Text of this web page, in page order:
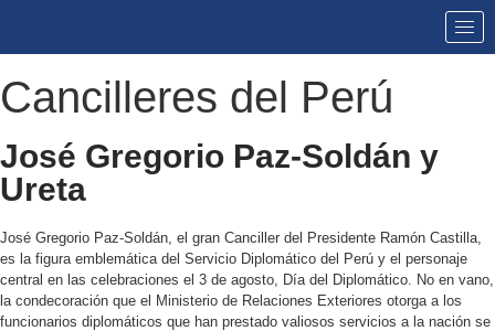
Cancilleres del Perú
José Gregorio Paz-Soldán y
Ureta
José Gregorio Paz-Soldán, el gran Canciller del Presidente Ramón Castilla,
es la figura emblemática del Servicio Diplomático del Perú y el personaje
central en las celebraciones el 3 de agosto, Día del Diplomático. No en vano,
la condecoración que el Ministerio de Relaciones Exteriores otorga a los
funcionarios diplomáticos que han prestado valiosos servicios a la nación se